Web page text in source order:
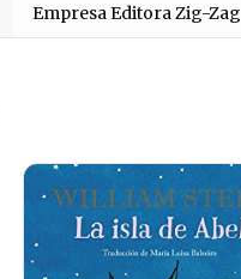
Empresa Editora Zig-Zag